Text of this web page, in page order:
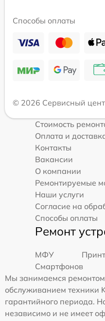
Способы оплаты
© 2026 Сервисный
Стоимость
Оплата и
Контакты
Вакансии
О компании
Ремонтируемые
Наши услуги
Согласие на
Способы оплаты
Ремонт
МФУ
Смартфонов
Мы занимаемся
обслуживанием техники
гарантийного периода.
независимо и не имеет